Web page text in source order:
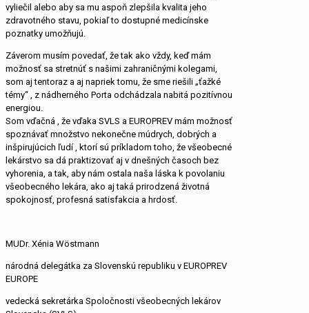
vyliečil alebo aby sa mu aspoň zlepšila kvalita jeho
zdravotného stavu, pokiaľ to dostupné medicínske
poznatky umožňujú.
Záverom musím povedať, že tak ako vždy, keď mám
možnosť sa stretnúť s našimi zahraničnými kolegami,
som aj tentoraz a aj napriek tomu, že sme riešili „ťažké
témy“ , z nádherného Porta odchádzala nabitá pozitívnou
energiou.
Som vďačná , že vďaka SVLS a EUROPREV mám možnosť
spoznávať množstvo nekonečne múdrych, dobrých a
inšpirujúcich ľudí , ktorí sú príkladom toho, že všeobecné
lekárstvo sa dá praktizovať aj v dnešných časoch bez
vyhorenia, a tak, aby nám ostala naša láska k povolaniu
všeobecného lekára, ako aj taká prirodzená životná
spokojnosť, profesná satisfakcia a hrdosť.
MUDr. Xénia Wöstmann
národná delegátka za Slovenskú republiku v EUROPREV
EUROPE
vedecká sekretárka Spoločnosti všeobecných lekárov